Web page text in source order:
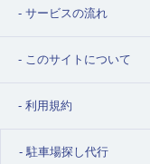
サービスの流れ
このサイトについて
利用規約
駐車場探し代行